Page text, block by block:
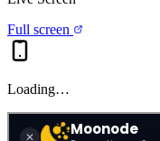
Full screen
Loading…